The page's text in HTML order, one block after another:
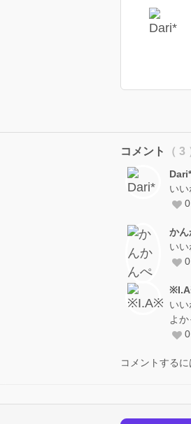
コメント （ 3
Dari*
い
0
かん
い
0
い
よか
0
コメントする